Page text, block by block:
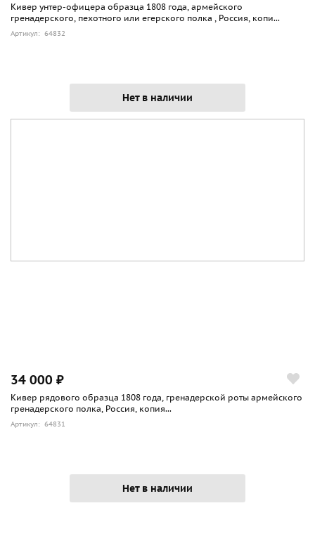
Кивер унтер-офицера образца 1808 года, армейского
гренадерского, пехотного или егерского полка , Россия, копи...
Артикул: 64832
Нет в наличии
34 000 ₽
Кивер рядового образца 1808 года, гренадерской роты армейского
гренадерского полка, Россия, копия...
Артикул: 64831
Нет в наличии